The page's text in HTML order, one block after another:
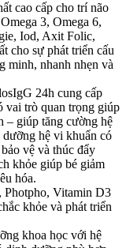
cao cấp cho trí não
3, Omega 6,
Iod, Axit Folic,
cho sự phát triển cấu
minh, nhanh nhẹn và
24h cung cấp
vai trò quan trọng giúp
– giúp tăng cường hệ
hệ vi khuẩn có
vệ và thúc đẩy
khỏe giúp bé giảm
hóa.
Photpho, Vitamin D3
khỏe và phát triển
khoa học với hệ